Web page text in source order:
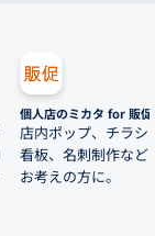
個人店のミカタ for 販促
店内ポップ、チラシ
看板、名刺制作など
お考えの方に。